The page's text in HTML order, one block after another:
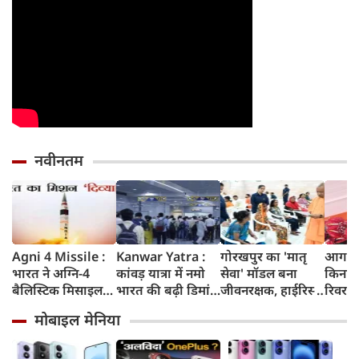
नवीनतम
Agni 4 Missile :
भारत ने अग्नि-4
बैलिस्टिक मिसाइल
किया, 4,000 KM
तक मारक क्षमता
Kanwar Yatra :
कांवड़ यात्रा में नमो
भारत की बढ़ी डिमांड,
कई स्टेशनों पर 50%
तक बढ़ी यात्रियों की
गोरखपुर का 'मातृ
सेवा' मॉडल बना
जीवनरक्षक, हाईरिस्क
इलाज से बची 77
जिंदगियां
आगरा
रिवर
करेगी
मोबाइल मेनिया